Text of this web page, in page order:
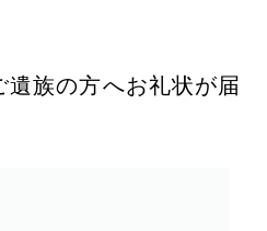
族の方へお礼状が届